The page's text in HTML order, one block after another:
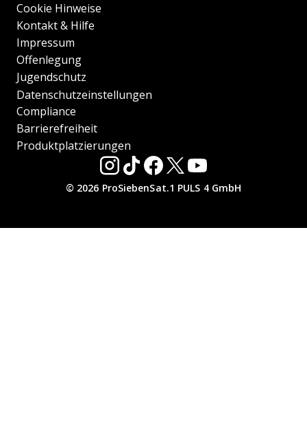
Cookie Hinweise
Kontakt & Hilfe
Impressum
Offenlegung
Jugendschutz
Datenschutzeinstellungen
Compliance
Barrierefreiheit
Produktplatzierungen
© 2026 ProSiebenSat.1 PULS 4 GmbH